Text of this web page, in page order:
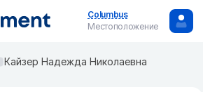
Columbus
Местоположение
Кайзер Надежда Николаевна